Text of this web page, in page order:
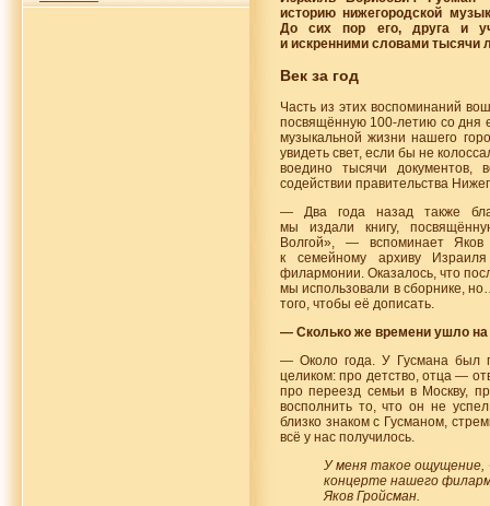
историю нижегородской
До сих пор его, друга и
и искренними словами тысячи
Век за год
Часть из этих воспоминаний
посвящённую 100-летию со дня
музыкальной жизни нашего
увидеть свет, если бы не
воедино тысячи документов,
содействии правительства
— Два года назад также
мы издали книгу,
Волгой», — вспоминает
к семейному архиву
филармонии. Оказалось, что
мы использовали в сборнике,
того, чтобы её дописать.
— Сколько же времени ушло на
— Около года. У Гусмана был
целиком: про детство, отца —
про переезд семьи в Москву,
восполнить то, что он не
близко знаком с Гусманом,
всё у нас получилось.
У меня такое ощущение,
концерте нашего
Яков Гройсман.